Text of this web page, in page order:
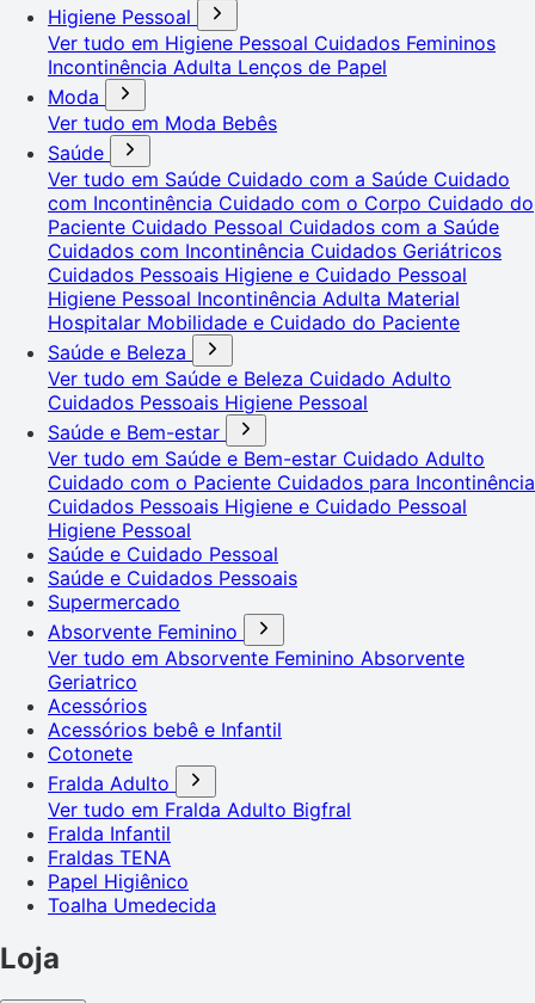
Higiene Pessoal
Ver tudo em Higiene Pessoal Cuidados Femininos
Incontinência Adulta Lenços de Papel
Moda
Ver tudo em Moda Bebês
Saúde
Ver tudo em Saúde Cuidado com a Saúde Cuidado
com Incontinência Cuidado com o Corpo Cuidado do
Paciente Cuidado Pessoal Cuidados com a Saúde
Cuidados com Incontinência Cuidados Geriátricos
Cuidados Pessoais Higiene e Cuidado Pessoal
Higiene Pessoal Incontinência Adulta Material
Hospitalar Mobilidade e Cuidado do Paciente
Saúde e Beleza
Ver tudo em Saúde e Beleza Cuidado Adulto
Cuidados Pessoais Higiene Pessoal
Saúde e Bem-estar
Ver tudo em Saúde e Bem-estar Cuidado Adulto
Cuidado com o Paciente Cuidados para Incontinência
Cuidados Pessoais Higiene e Cuidado Pessoal
Higiene Pessoal
Saúde e Cuidado Pessoal
Saúde e Cuidados Pessoais
Supermercado
Absorvente Feminino
Ver tudo em Absorvente Feminino Absorvente
Geriatrico
Acessórios
Acessórios bebê e Infantil
Cotonete
Fralda Adulto
Ver tudo em Fralda Adulto Bigfral
Fralda Infantil
Fraldas TENA
Papel Higiênico
Toalha Umedecida
Loja